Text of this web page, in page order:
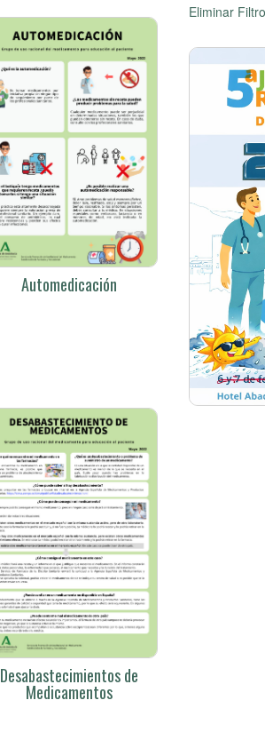
Automedicación
Desabastecimientos de
Medicamentos
Eliminar